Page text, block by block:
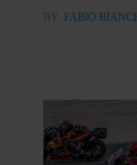
BY FABIO